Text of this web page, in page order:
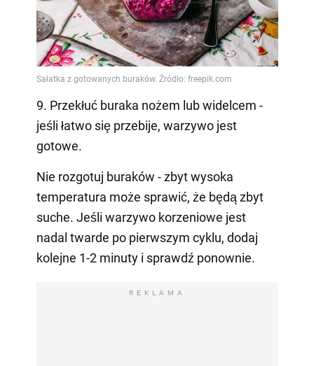
9. Przekłuć buraka nożem lub widelcem -
jeśli łatwo się przebije, warzywo jest
gotowe.
Nie rozgotuj buraków - zbyt wysoka
temperatura może sprawić, że będą zbyt
suche. Jeśli warzywo korzeniowe jest
nadal twarde po pierwszym cyklu, dodaj
kolejne 1-2 minuty i sprawdź ponownie.
REKLAMA